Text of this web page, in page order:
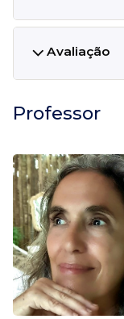
Avaliação
Professor